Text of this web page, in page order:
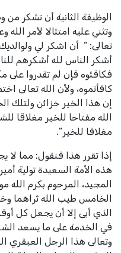
الوظيفة الثانية أن تشكر
وتثني عليه امتثالا لأمر
تعالى: ” أن اشكر لي
أشكر الناس لله أشكرهم
فكافئوه فإن لم تقدروا على
كافأتموه، ولأن الله تعالى
إن هذا الخير خزائن ولتلك
الله مفتاحا للخير مغلاقا
مغلاقا للخير”.
إذا تقرر هذا فنقول: مما
هذه الأمة السعيدة تولية
المجيد، المرحوم بكرم الله
الخامس طيب الله ثراهما
الذي أبى إلا أن يجعل كل
في الخدمة على ما يسعد
وتعالى هذا الرجل العبقري